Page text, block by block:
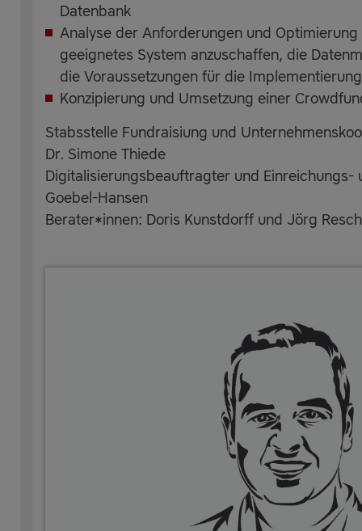
Datenbank
Analyse der Anforderungen und
geeignetes System anzuschaffen, die
die Voraussetzungen für die
Konzipierung und Umsetzung einer
Stabsstelle Fundraisiung und
Dr. Simone Thiede
Digitalisierungsbeauftragter und Einreichungs-
Goebel-Hansen
Berater*innen: Doris Kunstdorff und Jörg